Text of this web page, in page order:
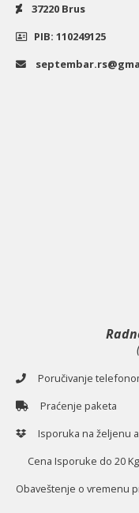
37220 Brus
PIB: 110249125
Poručivanje
Praćenje paketa
Isporuka na željenu
Cena Isporuke do 20 Kg
Obaveštenje o vremenu